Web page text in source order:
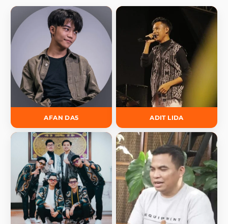
AFAN DA5 ADIT LIDA